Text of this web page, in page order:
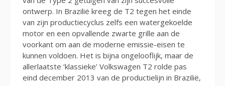
ontwerp. In Brazilië kreeg de T2 tegen het einde
van zijn productiecyclus zelfs een watergekoelde
motor en een opvallende zwarte grille aan de
voorkant om aan de moderne emissie-eisen te
kunnen voldoen. Het is bijna ongelooflijk, maar de
allerlaatste ‘klassieke’ Volkswagen T2 rolde pas
eind december 2013 van de productielijn in Brazilië,